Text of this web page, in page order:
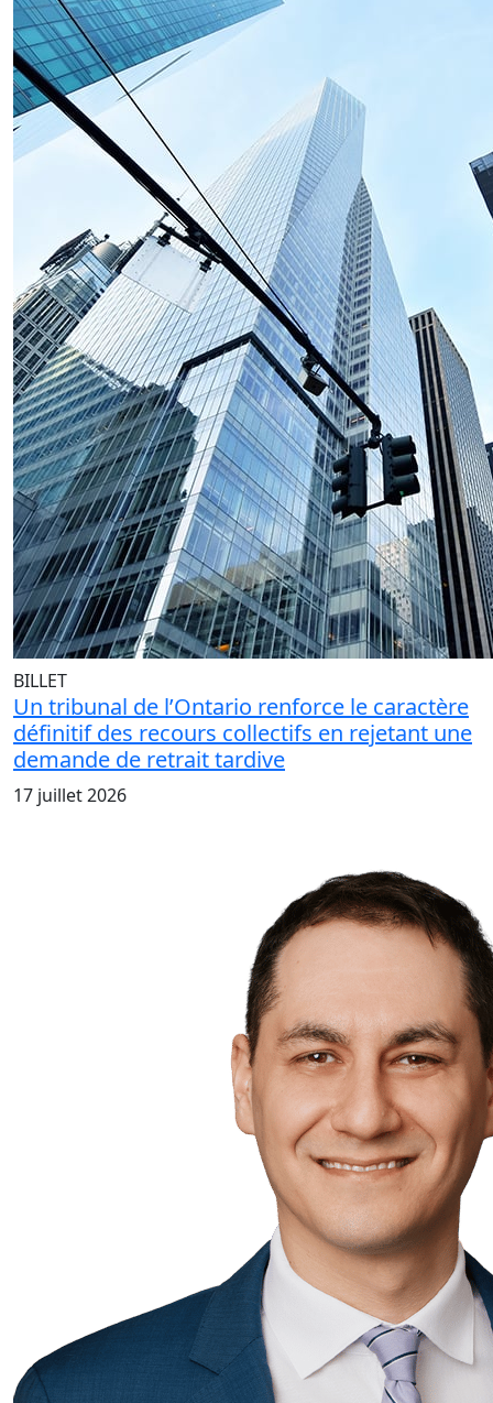
BILLET
Un tribunal de l’Ontario renforce le caractère
définitif des recours collectifs en rejetant une
demande de retrait tardive
17 juillet 2026